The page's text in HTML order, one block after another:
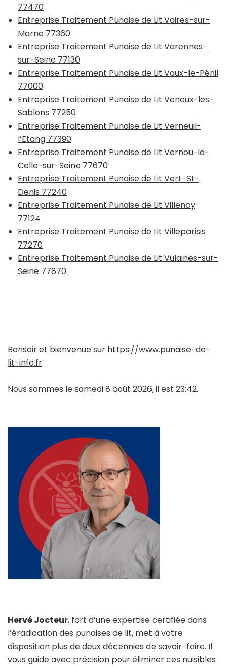
77470
Entreprise Traitement Punaise de Lit Vaires-sur-
Marne 77360
Entreprise Traitement Punaise de Lit Varennes-
sur-Seine 77130
Entreprise Traitement Punaise de Lit Vaux-le-Pénil
77000
Entreprise Traitement Punaise de Lit Veneux-les-
Sablons 77250
Entreprise Traitement Punaise de Lit Verneuil-
l’Etang 77390
Entreprise Traitement Punaise de Lit Vernou-la-
Celle-sur-Seine 77670
Entreprise Traitement Punaise de Lit Vert-St-
Denis 77240
Entreprise Traitement Punaise de Lit Villenoy
77124
Entreprise Traitement Punaise de Lit Villeparisis
77270
Entreprise Traitement Punaise de Lit Vulaines-sur-
Seine 77870
Bonsoir et bienvenue sur https://www.punaise-de-
lit-info.fr.
Nous sommes le samedi 8 août 2026, il est 23:42.
Hervé Jocteur, fort d’une expertise certifiée dans
l’éradication des punaises de lit, met à votre
disposition plus de deux décennies de savoir-faire. Il
vous guide avec précision pour éliminer ces nuisibles